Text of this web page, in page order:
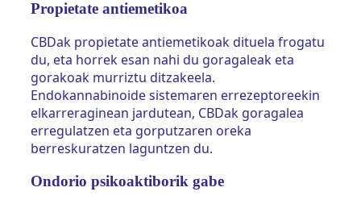
Propietate antiemetikoa
CBDak propietate antiemetikoak dituela frogatu
du, eta horrek esan nahi du goragaleak eta
gorakoak murriztu ditzakeela.
Endokannabinoide sistemaren errezeptoreekin
elkarreraginean jardutean, CBDak goragalea
erregulatzen eta gorputzaren oreka
berreskuratzen laguntzen du.
Ondorio psikoaktiborik gabe